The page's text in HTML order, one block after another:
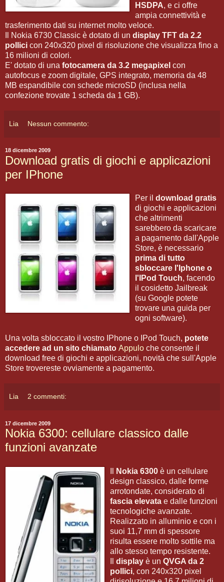
HSDPA, e ci offre
ampia connettività e
trasferimento dati su internet molto veloce.
Il Nokia 6730 Classic è dotato di un display TFT da 2.2
pollici con 240x320 pixel di risoluzione che visualizza fino a
16 milioni di colori.
E' dotato di una fotocamera da 3.2 megapixel con
autofocus e zoom digitale, GPS integrato, memoria da 48
MB espandibile con schede microSD (inclusa nella
confezione trovate 1 scheda da 1 GB).
Lia Nessun commento:
18 dicembre 2009
Download gratis di giochi e applicazioni
per IPhone
Per il download gratis
di giochi e applicazioni
che altrimenti
sarebbero da scaricare
a pagamento dall'Apple
Store, è necessario
prima di tutto
sbloccare l'Iphone o
l'IPod Touch, facendo
il cosidetto Jailbreak
(su Google potete
trovare una guida per
ogni software).
Una volta sbloccato il vostro IPhone o IPod Touch, potete
accedere ad un sito chiamato Appulo che consente il
download free di giochi e applicazioni, novità che sull'Apple
Store trovereste ovviamente a pagamento.
Lia 2 commenti:
17 dicembre 2009
Nokia 6300: cellulare classico dalle
funzioni avanzate
Nokia 6300 è un cellulare
design classico, dalle forme
arrotondate, considerato di
fascia elevata e dalle funzioni
tecnologiche avanzate.
Realizzato in alluminio e con i
suoi 11,7 mm di spessore
risulta essere molto sottile ma
allo stesso tempo resistente.
display è un QVGA da 2
pollici, con 240x320 pixel